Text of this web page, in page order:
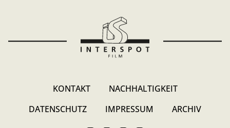
KONTAKT
NACHHALTIGKEIT
DATENSCHUTZ
IMPRESSUM ARCHIV